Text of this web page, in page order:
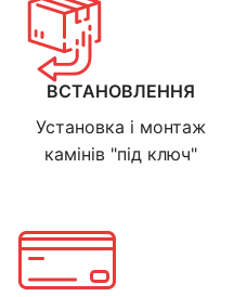
ВСТАНОВЛЕННЯ
Установка і монтаж
камінів "під ключ"